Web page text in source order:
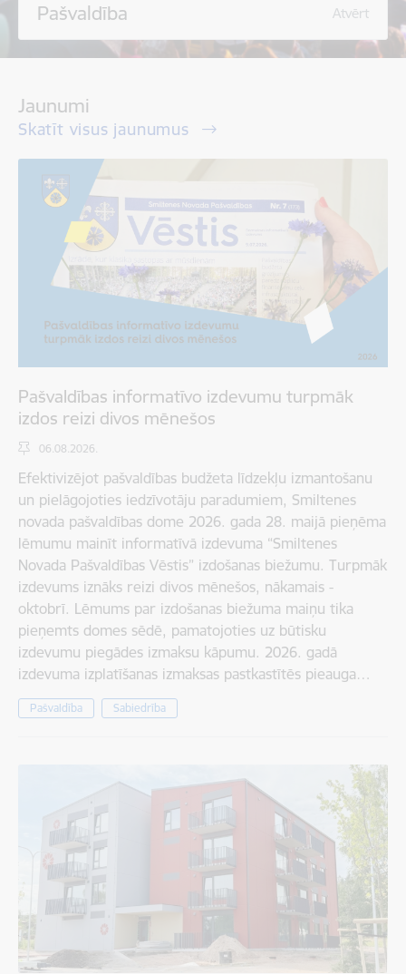
Pašvaldība Atvērt
Jaunumi
Skatīt visus jaunumus
Pašvaldības informatīvo izdevumu turpmāk
izdos reizi divos mēnešos
06.08.2026.
Efektivizējot pašvaldības budžeta līdzekļu izmantošanu
un pielāgojoties iedzīvotāju paradumiem, Smiltenes
novada pašvaldības dome 2026. gada 28. maijā pieņēma
lēmumu mainīt informatīvā izdevuma “Smiltenes
Novada Pašvaldības Vēstis” izdošanas biežumu. Turpmāk
izdevums iznāks reizi divos mēnešos, nākamais -
oktobrī. Lēmums par izdošanas biežuma maiņu tika
pieņemts domes sēdē, pamatojoties uz būtisku
izdevumu piegādes izmaksu kāpumu. 2026. gadā
izdevuma izplatīšanas izmaksas pastkastītēs pieauga…
Pašvaldība Sabiedrība